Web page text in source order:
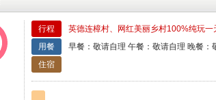
行程
英德连樟村、网红美丽乡村100%纯玩一
用餐
早餐：敬请自理 午餐：敬请自理 晚餐：
住宿